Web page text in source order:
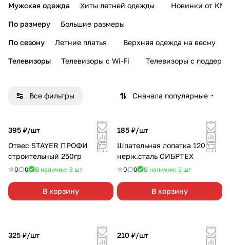
Мужская одежда Хиты летней одежды Новинки от KMI
По размеру Большие размеры
По сезону Летние платья Верхняя одежда на весну
Телевизоры Телевизоры с Wi-Fi Телевизоры с
Все фильтры Сначала популярные
395 ₽/шт
Отвес STAYER ПРОФИ
строительный 250гр
0 0 В наличии: 3 шт
В корзину
185 ₽/шт
Шпательная лопатка 120мм
нерж.сталь СИБРТЕХ
0 0 В наличии: 5 шт
В корзину
325 ₽/шт
210 ₽/шт